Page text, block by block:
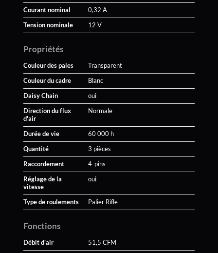
Courant nominal 0,32 A
Tension nominale 12 V
Propriétés
Couleur des pales Transparent
Couleur du cadre Blanc
Daisy Chain oui
Direction du flux
d'air
Normale
Durée de vie 60 000 h
Quantité 3 pièces
Raccordement 4-pins
Réglage de la
vitesse
oui
Type de roulements Palier Rifle
Fonctions
Débit d'air 51,5 CFM